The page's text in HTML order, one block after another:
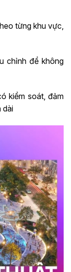
từng khu vực,
chỉnh để không
kiểm soát, đảm
dài